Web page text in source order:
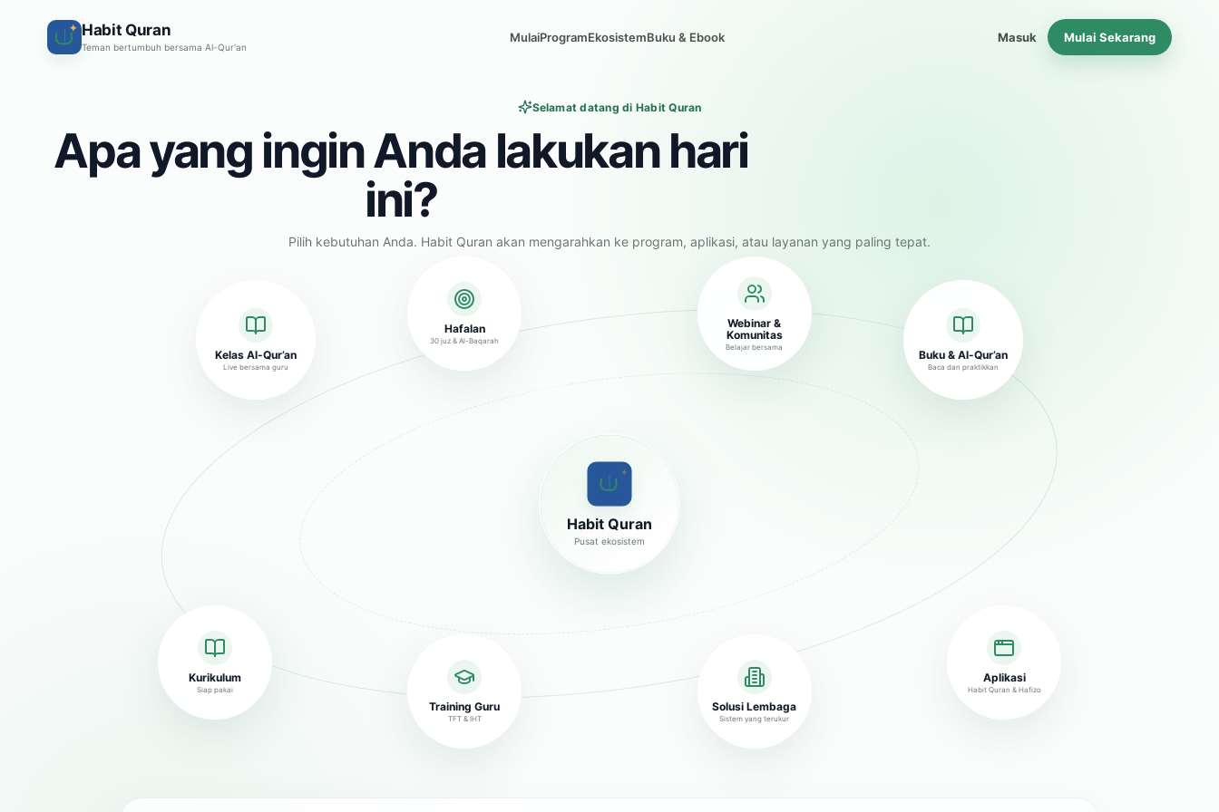
✦ Habit Quran
Teman bertumbuh bersama Al-Qur'an
MulaiProgramEkosistemBuku & Ebook Masuk Mulai Sekarang
Selamat datang di Habit Quran
Apa yang ingin Anda lakukan hari
ini?
Pilih kebutuhan Anda. Habit Quran akan mengarahkan ke program, aplikasi, atau layanan yang paling tepat.
✦
Habit Quran
Pusat ekosistem
Kelas Al-Qur’an
Live bersama guru
Hafalan
30 juz & Al-Baqarah
Buku & Al-Qur’an
Baca dan praktikkan
Training Guru
TFT & IHT
Solusi Lembaga
Sistem yang terukur
Kurikulum
Siap pakai
Aplikasi
Habit Quran & Hafizo
Webinar &
Komunitas
Belajar bersama